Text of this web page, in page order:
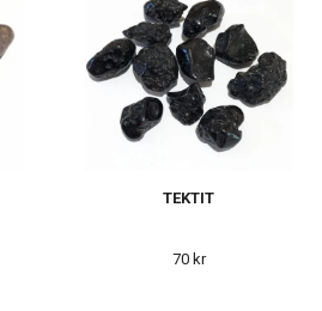
TEKTIT
70 kr